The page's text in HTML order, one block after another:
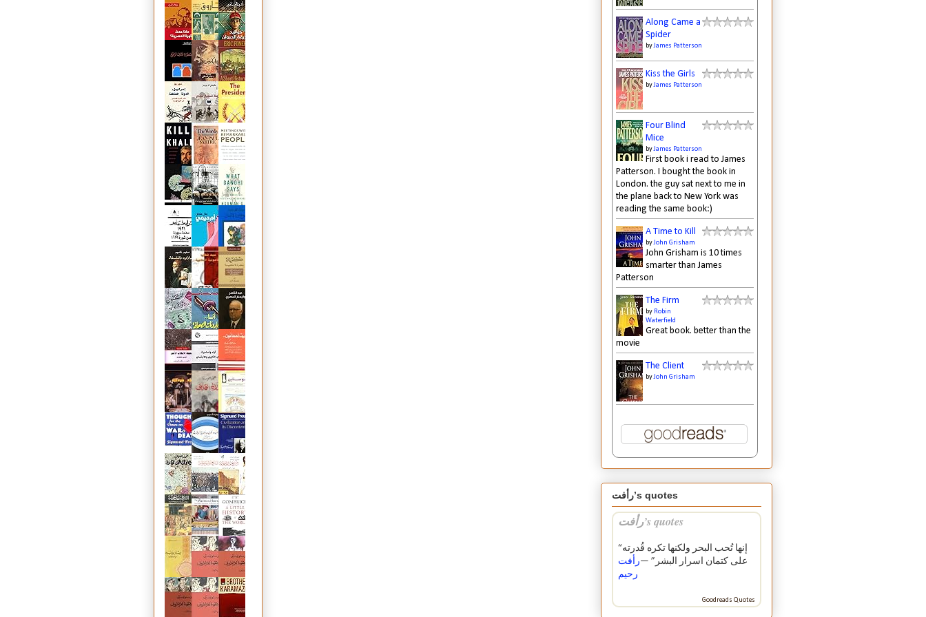
Along Came a
Spider
byJames Patterson
Kiss the Girls
byJames Patterson
Four Blind
Mice
byJames Patterson
First book i read to James
Patterson. I bought the book in
London. the guy sat next to me in
the plane back to New York was
reading the same book:)
A Time to Kill
byJohn Grisham
John Grisham is 10 times
smarter than James
Patterson
The Firm
by Robin
Waterfield
Great book. better than the
movie
The Client
byJohn Grisham
رأفت’s quotes
رأفت’s quotes
“إنها تُحب البحر ولكنها تكره قُدرته
على كتمان اسرار البشر” —رأفت
رحيم
Goodreads Quotes